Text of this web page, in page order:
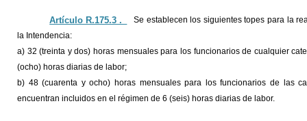
Artículo R.175.3 ._
Se establecen los siguientes topes para la
la Intendencia:
a) 32 (treinta y dos) horas mensuales para los funcionarios de cualquier
(ocho) horas diarias de labor;
b) 48 (cuarenta y ocho) horas mensuales para los funcionarios de las
encuentran incluidos en el régimen de 6 (seis) horas diarias de labor.